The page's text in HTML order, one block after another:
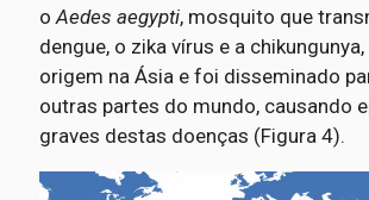
oAedes aegypti, mosquito que
dengue, o zika vírus e a
origem na Ásia e foi disseminado
outras partes do mundo, causando
graves destas doenças (Figura 4).